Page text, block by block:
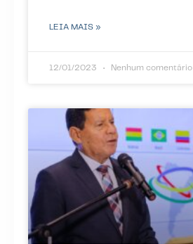
LEIA MAIS »
12/01/2023 Nenhum comentário